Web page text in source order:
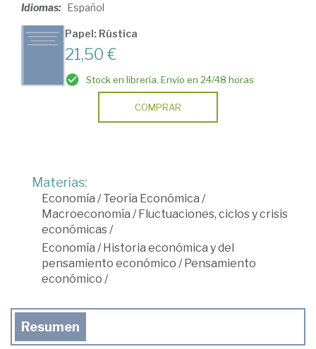
Idiomas: Español
Papel: Rústica
21,50 €
Stock en librería. Envío en 24/48 horas
COMPRAR
Materias:
Economía /Teoría Económica /
Macroeconomía /Fluctuaciones, ciclos y crisis
económicas /
Economía /Historia económica y del
pensamiento económico /Pensamiento
económico /
Resumen